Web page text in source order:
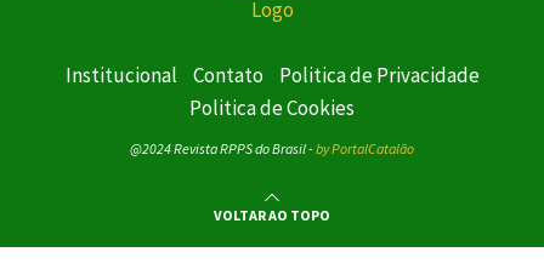
Institucional Contato
Politica de Privacidade
Politica de Cookies
@2024 Revista RPPS do Brasil - by PortalCatalão
VOLTAR AO TOPO